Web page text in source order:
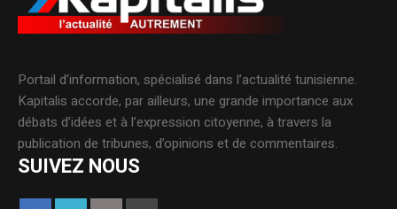
Portail d’information, spécialisé dans l’actualité tunisienne.
Kapitalis accorde, par ailleurs, une grande importance aux
débats d’idées et à l’expression citoyenne, à travers la
publication de tribunes, d’opinions et de commentaires.
SUIVEZ NOUS